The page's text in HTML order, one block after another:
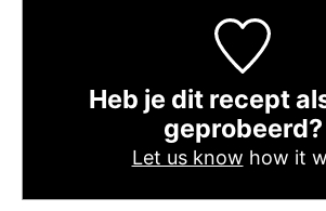
Heb je dit recept
geprobeerd?
Let us know how it